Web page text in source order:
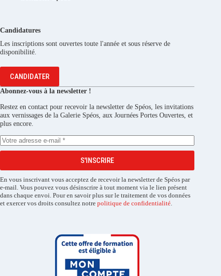
Candidatures
Les inscriptions sont ouvertes toute l'année et sous réserve de
disponibilité.
CANDIDATER
Abonnez-vous à la newsletter !
Restez en contact pour recevoir la newsletter de Spéos, les invitations
aux vernissages de la Galerie Spéos, aux Journées Portes Ouvertes, et
plus encore.
S'INSCRIRE
En vous inscrivant vous acceptez de recevoir la newsletter de Spéos par
e-mail. Vous pouvez vous désinscrire à tout moment via le lien présent
dans chaque envoi. Pour en savoir plus sur le traitement de vos données
et exercer vos droits consultez notre politique de confidentialité.